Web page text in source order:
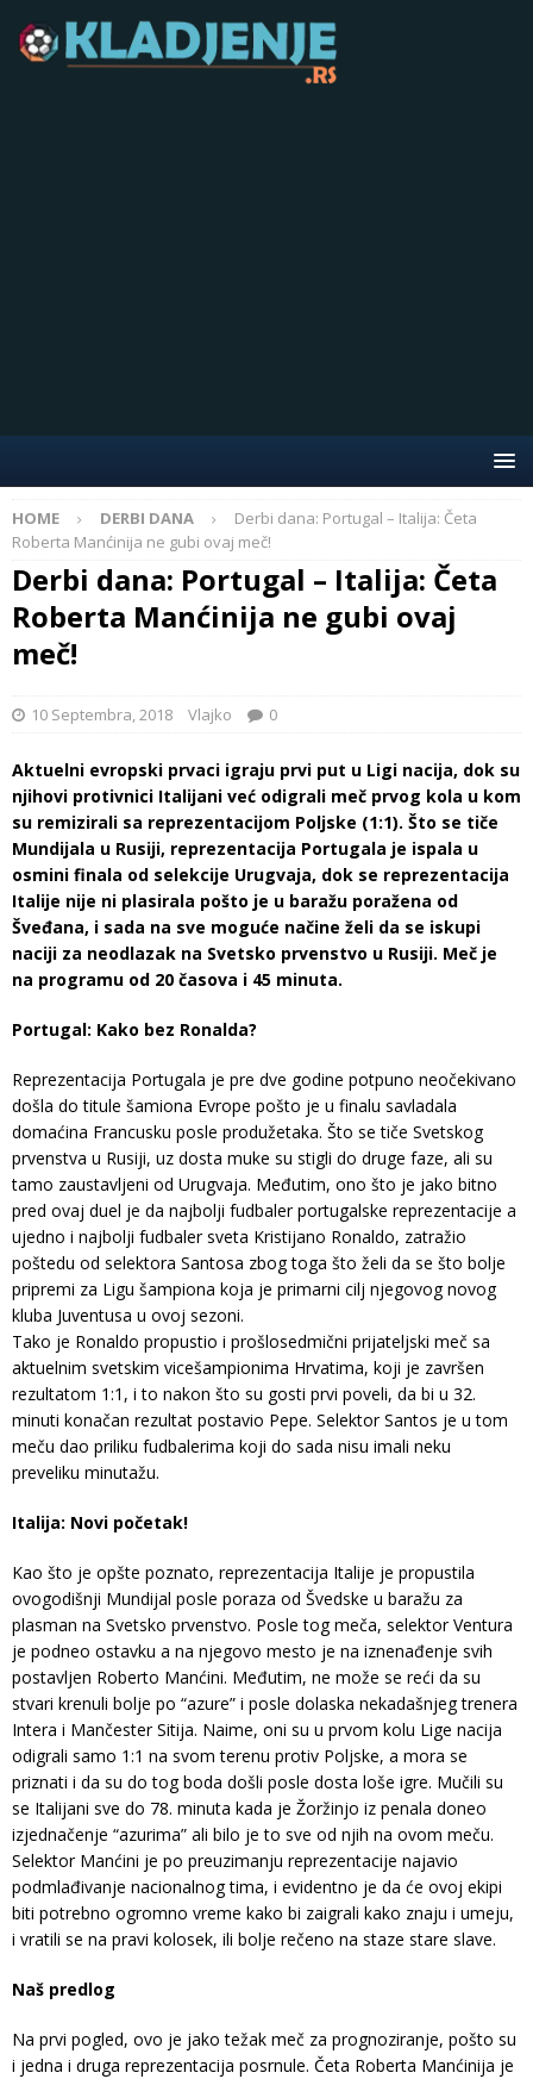
HOME DERBI DANA
Derbi dana: Portugal – Italija: Četa
Roberta Manćinija ne gubi ovaj meč!
Derbi dana: Portugal – Italija: Četa
Roberta Manćinija ne gubi ovaj
meč!
10 Septembra, 2018 Vlajko 0
Aktuelni evropski prvaci igraju prvi put u Ligi nacija, dok su
njihovi protivnici Italijani već odigrali meč prvog kola u kom
su remizirali sa reprezentacijom Poljske (1:1). Što se tiče
Mundijala u Rusiji, reprezentacija Portugala je ispala u
osmini finala od selekcije Urugvaja, dok se reprezentacija
Italije nije ni plasirala pošto je u baražu poražena od
Šveđana, i sada na sve moguće načine želi da se iskupi
naciji za neodlazak na Svetsko prvenstvo u Rusiji. Meč je
na programu od 20 časova i 45 minuta.
Portugal: Kako bez Ronalda?
Reprezentacija Portugala je pre dve godine potpuno neočekivano
došla do titule šamiona Evrope pošto je u finalu savladala
domaćina Francusku posle produžetaka. Što se tiče Svetskog
prvenstva u Rusiji, uz dosta muke su stigli do druge faze, ali su
tamo zaustavljeni od Urugvaja. Međutim, ono što je jako bitno
pred ovaj duel je da najbolji fudbaler portugalske reprezentacije a
ujedno i najbolji fudbaler sveta Kristijano Ronaldo, zatražio
poštedu od selektora Santosa zbog toga što želi da se što bolje
pripremi za Ligu šampiona koja je primarni cilj njegovog novog
kluba Juventusa u ovoj sezoni.
Tako je Ronaldo propustio i prošlosedmični prijateljski meč sa
aktuelnim svetskim vicešampionima Hrvatima, koji je završen
rezultatom 1:1, i to nakon što su gosti prvi poveli, da bi u 32.
minuti konačan rezultat postavio Pepe. Selektor Santos je u tom
meču dao priliku fudbalerima koji do sada nisu imali neku
preveliku minutažu.
Italija: Novi početak!
Kao što je opšte poznato, reprezentacija Italije je propustila
ovogodišnji Mundijal posle poraza od Švedske u baražu za
plasman na Svetsko prvenstvo. Posle tog meča, selektor Ventura
je podneo ostavku a na njegovo mesto je na iznenađenje svih
postavljen Roberto Manćini. Međutim, ne može se reći da su
stvari krenuli bolje po “azure” i posle dolaska nekadašnjeg trenera
Intera i Mančester Sitija. Naime, oni su u prvom kolu Lige nacija
odigrali samo 1:1 na svom terenu protiv Poljske, a mora se
priznati i da su do tog boda došli posle dosta loše igre. Mučili su
se Italijani sve do 78. minuta kada je Žoržinjo iz penala doneo
izjednačenje “azurima” ali bilo je to sve od njih na ovom meču.
Selektor Manćini je po preuzimanju reprezentacije najavio
podmlađivanje nacionalnog tima, i evidentno je da će ovoj ekipi
biti potrebno ogromno vreme kako bi zaigrali kako znaju i umeju,
i vratili se na pravi kolosek, ili bolje rečeno na staze stare slave.
Naš predlog
Na prvi pogled, ovo je jako težak meč za prognoziranje, pošto su
i jedna i druga reprezentacija posrnule. Četa Roberta Manćinija je